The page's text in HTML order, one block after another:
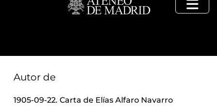
Autor de
1905-09-22. Carta de Elías Alfaro Navarro